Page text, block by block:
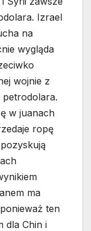
Izrael
na
wygląda
wojnie z
w juanach
ropę
ma
ten
dla Chin i